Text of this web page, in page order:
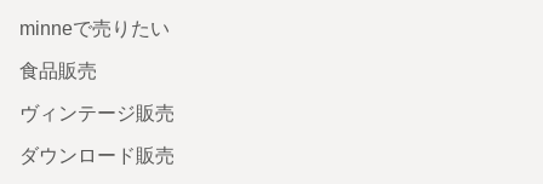
minneで売りたい
食品販売
ヴィンテージ販売
ダウンロード販売